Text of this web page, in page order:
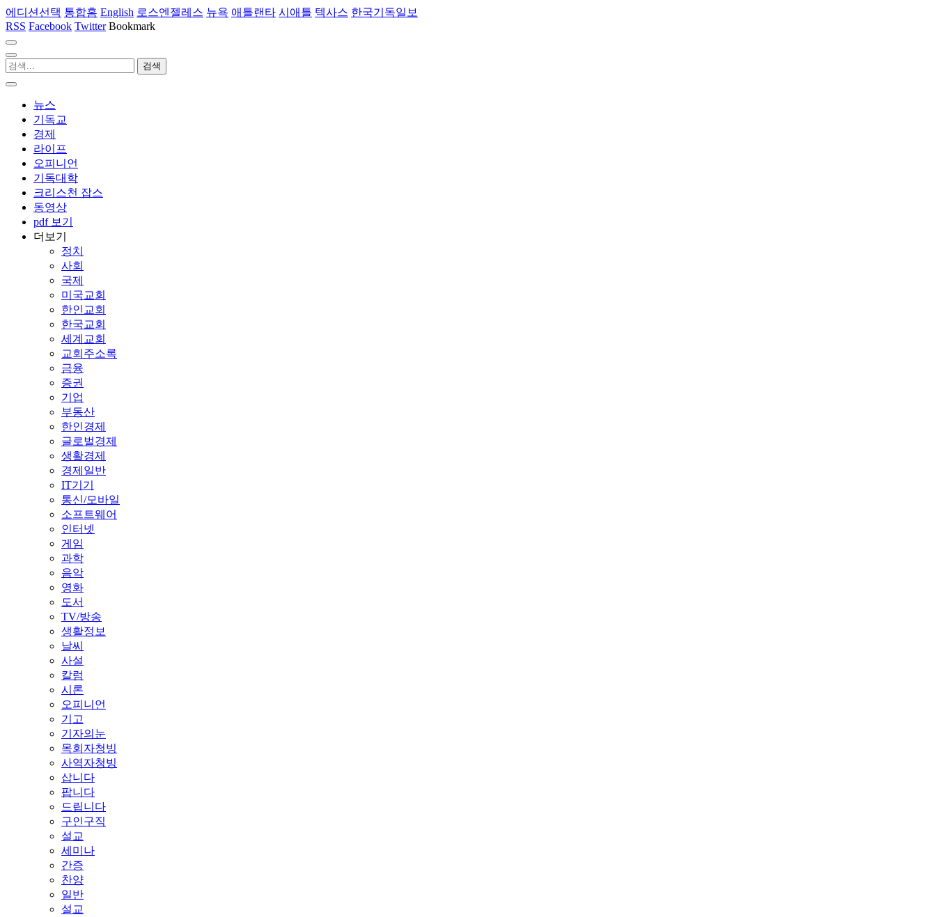
에디션선택 통합홈 English 로스엔젤레스 뉴욕 애틀랜타 시애틀 텍사스 한국기독일보
RSS Facebook Twitter Bookmark
뉴스
기독교
경제
라이프
오피니언
기독대학
크리스천 잡스
동영상
pdf 보기
더보기
정치
사회
국제
미국교회
한인교회
한국교회
세계교회
교회주소록
금융
증권
기업
부동산
한인경제
글로벌경제
생활경제
경제일반
IT기기
통신/모바일
소프트웨어
인터넷
게임
과학
음악
영화
도서
TV/방송
생활정보
날씨
사설
칼럼
시론
오피니언
기고
기자의눈
목회자청빙
사역자청빙
삽니다
팝니다
드립니다
구인구직
설교
세미나
간증
찬양
일반
설교